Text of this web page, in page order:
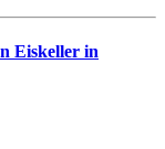
Eiskeller in